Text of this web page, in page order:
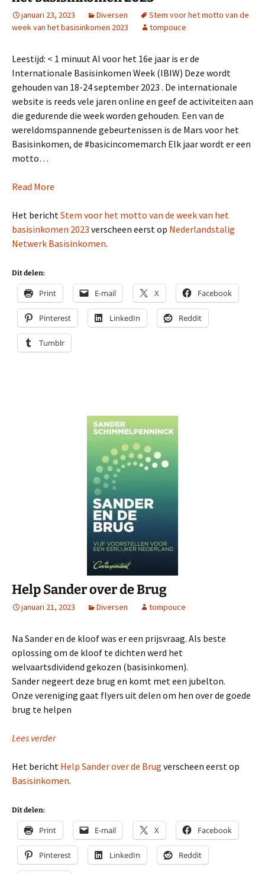
januari 23, 2023 Diversen
Stem voor het motto van de
week van het basisinkomen 2023
tompouce
Leestijd: < 1 minuutAl voor het 16e jaar is er de
Internationale Basisinkomen Week (IBIW) Deze wordt
gehouden van 18-24 september 2023 . De internationale
website is reeds vele jaren online en geef de activiteiten aan
die gedurende die week worden gehouden. Een van de
wereldomspannende gebeurtenissen is de Mars voor het
Basisinkomen, de #basicincomemarch Elk jaar wordt er een
motto…
Read More
Het berichtStem voor het motto van de week van het
basisinkomen 2023 verscheen eerst op Nederlandstalig
Netwerk Basisinkomen.
Dit delen:
Print E-mail X Facebook
Pinterest LinkedIn Reddit
Tumblr
Help Sander over de Brug
januari 21, 2023 Diversen tompouce
Na Sander en de kloof was er een prijsvraag. Als beste
oplossing om de kloof te dichten werd het
welvaartsdividend gekozen (basisinkomen).
Sander negeert deze brug en komt met een jubelton.
Onze vereniging gaat flyers uit delen om hen over de goede
brug te helpen
Lees verder
Het bericht Help Sander over de Brug verscheen eerst op
Basisinkomen.
Dit delen:
Print E-mail X Facebook
Pinterest LinkedIn Reddit